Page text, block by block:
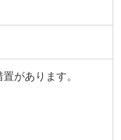
があります。